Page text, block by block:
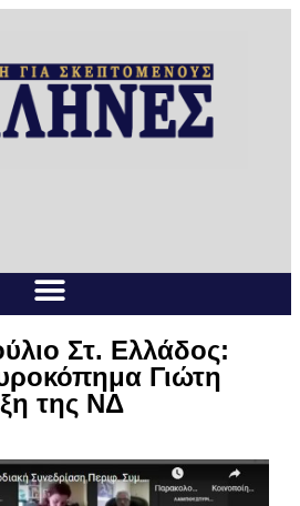
Στ. Ελλάδος:
Γιώτη
της ΝΔ